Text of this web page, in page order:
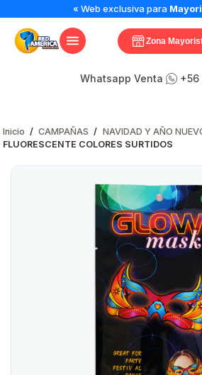
« Web exclusiva para
Zona
Whatsapp Venta +56
Inicio / CAMPAÑAS / NAVIDAD Y AÑO
FLUORESCENTE COLORES SURTIDOS
CON
BARRA
FLUORESCENTE